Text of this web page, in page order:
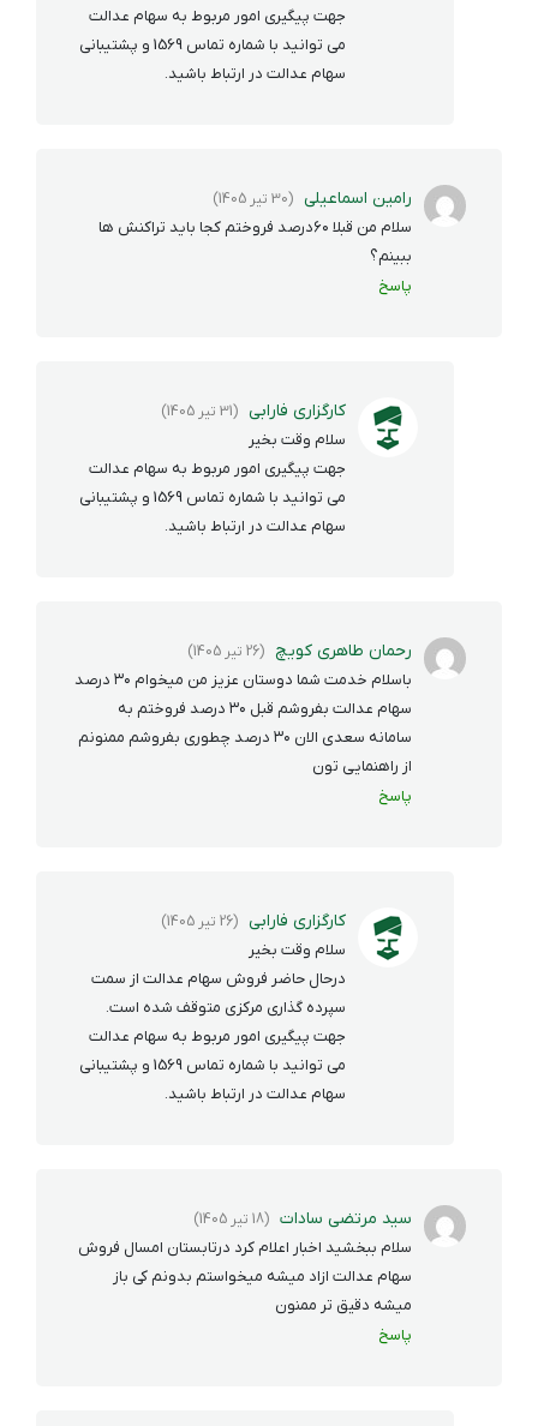
جهت پیگیری امور مربوط به سهام عدالت
می توانید با شماره تماس 1569 و پشتیبانی
سهام عدالت در ارتباط باشید.
رامین اسماعیلی (30 تیر 1405)
سلام من قبلا ۶٠درصد فروختم کجا باید تراکنش ها
ببینم؟
پاسخ
کارگزاری فارابی (31 تیر 1405)
سلام وقت بخیر
جهت پیگیری امور مربوط به سهام عدالت
می توانید با شماره تماس 1569 و پشتیبانی
سهام عدالت در ارتباط باشید.
رحمان طاهری کویچ (26 تیر 1405)
باسلام خدمت شما دوستان عزیز من میخوام ۳۰ درصد
سهام عدالت بفروشم قبل ۳۰ درصد فروختم به
سامانه سعدی الان ۳۰ درصد چطوری بفروشم ممنونم
از راهنمایی تون
پاسخ
کارگزاری فارابی (26 تیر 1405)
سلام وقت بخیر
درحال حاضر فروش سهام عدالت از سمت
سپرده گذاری مرکزی متوقف شده است.
جهت پیگیری امور مربوط به سهام عدالت
می توانید با شماره تماس 1569 و پشتیبانی
سهام عدالت در ارتباط باشید.
سید مرتضی سادات (18 تیر 1405)
سلام ببخشید اخبار اعلام کرد درتابستان امسال فروش
سهام عدالت ازاد میشه میخواستم بدونم کی باز
میشه دقیق تر ممنون
پاسخ